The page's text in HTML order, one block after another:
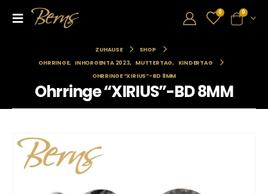
0 0
ZUHAUSE
SHOP
OHRRINGE, INHORGENTA 2023, MUTTERTAG,
KINDERTAG
OHRRINGE “XIRIUS”-BD 8MM
Ohrringe “XIRIUS”-BD 8MM